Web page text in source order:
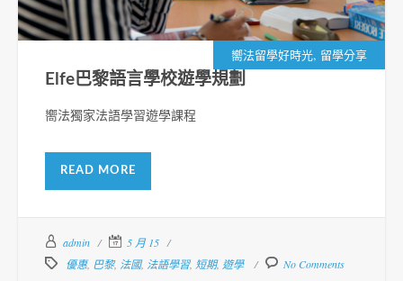
嚮法留學好時光, 留學分享
Elfe巴黎語言學校遊學規劃
嚮法獨家法語學習遊學課程
READ MORE
admin
5 月 15
優惠, 巴黎, 法國, 法語學習, 短期, 遊學 No Comments